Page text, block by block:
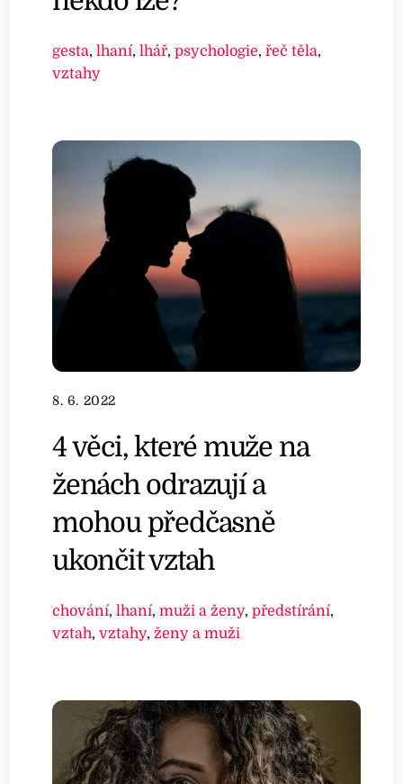
gesta,lhaní,lhář,psychologie,řeč těla,
vztahy
8. 6. 2022
4 věci, které muže na
ženách odrazují a
mohou předčasně
ukončit vztah
chování,lhaní,muži a ženy,předstírání,
vztah,vztahy,ženy a muži